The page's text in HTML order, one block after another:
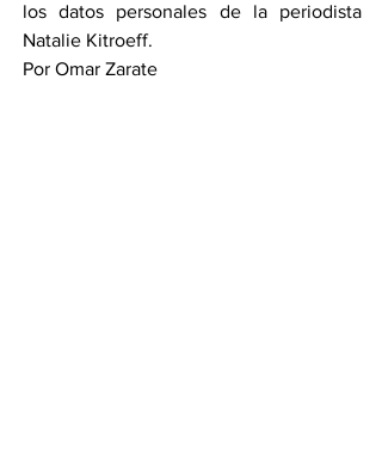
los datos personales de la periodista
Natalie Kitroeff.
Por Omar Zarate